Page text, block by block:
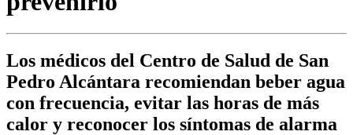
Los médicos del Centro de Salud de San
Pedro Alcántara recomiendan beber agua
con frecuencia, evitar las horas de más
calor y reconocer los síntomas de alarma